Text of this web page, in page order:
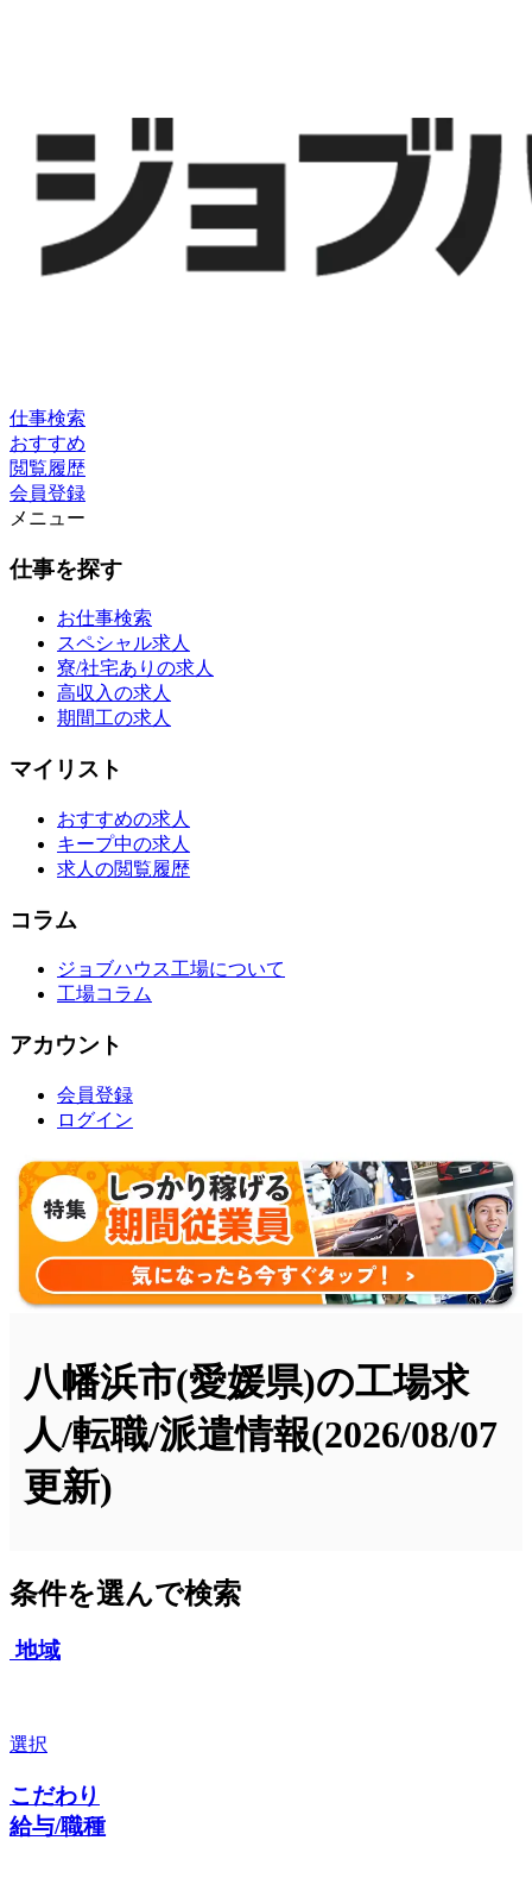
仕事検索
おすすめ
閲覧履歴
会員登録
メニュー
仕事を探す
お仕事検索
スペシャル求人
寮/社宅ありの求人
高収入の求人
期間工の求人
マイリスト
おすすめの求人
キープ中の求人
求人の閲覧履歴
コラム
ジョブハウス工場について
工場コラム
アカウント
会員登録
ログイン
八幡浜市(愛媛県)の工場求
人/転職/派遣情報(2026/08/07
更新)
条件を選んで検索
地域
選択
こだわり
給与/職種